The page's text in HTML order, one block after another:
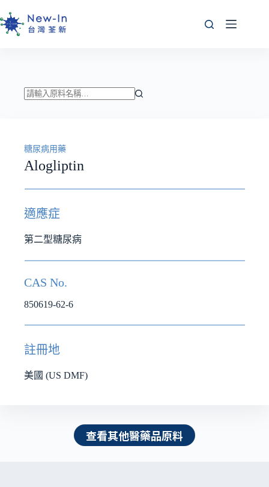
至
主
符
合
的
果
糖尿病用藥
Alogliptin
適應症
第二型糖尿病
CAS No.
850619-62-6
註冊地
美國 (US DMF)
查看其他醫藥品原料